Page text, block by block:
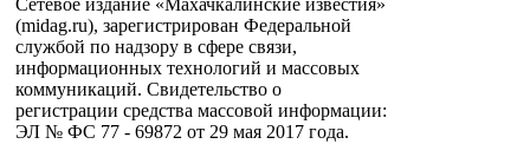
Сетевое издание «Махачкалинские известия»
(midag.ru), зарегистрирован Федеральной
службой по надзору в сфере связи,
информационных технологий и массовых
коммуникаций. Свидетельство о
регистрации средства массовой информации:
ЭЛ № ФС 77 - 69872 от 29 мая 2017 года.